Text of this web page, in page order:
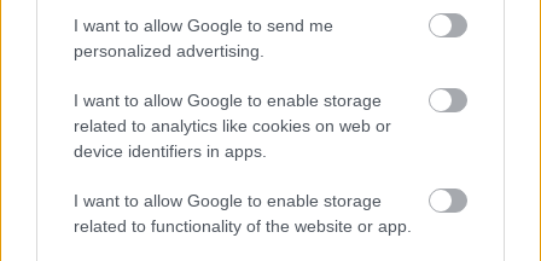
I want to allow Google to send me
personalized advertising.
I want to allow Google to enable storage
related to analytics like cookies on web or
device identifiers in apps.
I want to allow Google to enable storage
related to functionality of the website or app.